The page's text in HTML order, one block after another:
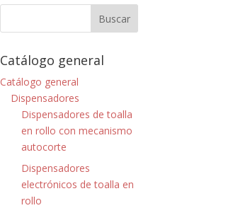
Catálogo general
Catálogo general
Dispensadores
Dispensadores de toalla
en rollo con mecanismo
autocorte
Dispensadores
electrónicos de toalla en
rollo